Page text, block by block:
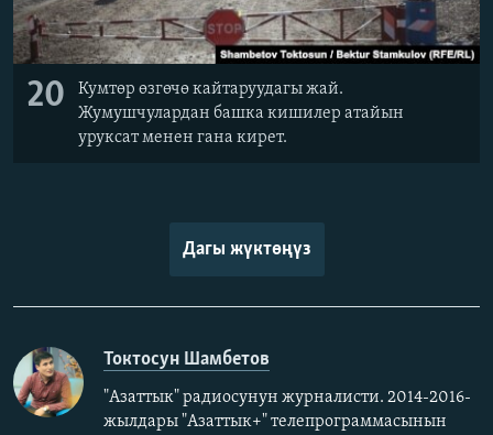
20
Кумтөр өзгөчө кайтаруудагы жай.
Жумушчулардан башка кишилер атайын
уруксат менен гана кирет.
Дагы жүктөңүз
Токтосун Шамбетов
"Азаттык" радиосунун журналисти. 2014-2016-
жылдары "Азаттык+" телепрограммасынын